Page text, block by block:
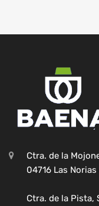
Ctra. de la
04716 Las
Ctra. de la Pista,